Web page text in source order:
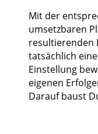
Mit der
umsetzbaren
resultierenden
tatsächlich
Einstellung
eigenen
Darauf baust